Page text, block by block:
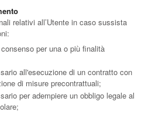
relativi all’Utente in caso sussista
per una o più finalità
all'esecuzione di un contratto con
di misure precontrattuali;
per adempiere un obbligo legale al